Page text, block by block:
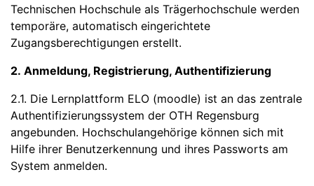
Technischen Hochschule als Trägerhochschule werden
temporäre, automatisch eingerichtete
Zugangsberechtigungen erstellt.
2. Anmeldung, Registrierung, Authentifizierung
2.1. Die Lernplattform ELO (moodle) ist an das zentrale
Authentifizierungssystem der OTH Regensburg
angebunden. Hochschulangehörige können sich mit
Hilfe ihrer Benutzerkennung und ihres Passworts am
System anmelden.